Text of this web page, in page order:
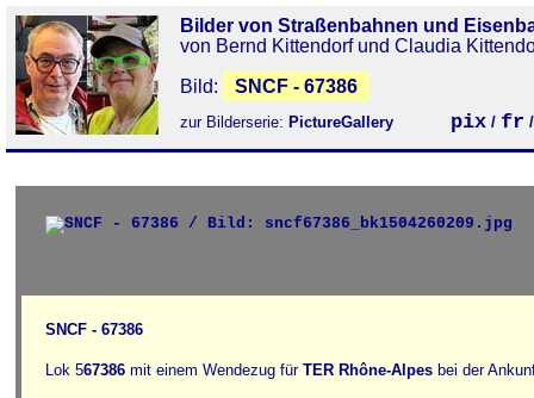
Bilder von Straßenbahnen und
von Bernd Kittendorf und Claudia
Bild:
SNCF - 67386
zur Bilderserie: PictureGallery pix / fr
SNCF - 67386
Lok 567386 mit einem Wendezug für TER Rhône-Alpes bei der